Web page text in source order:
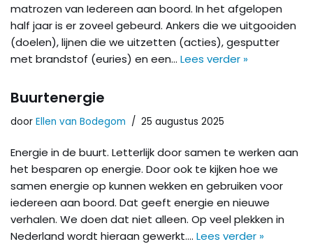
matrozen van Iedereen aan boord. In het afgelopen
half jaar is er zoveel gebeurd. Ankers die we uitgooiden
(doelen), lijnen die we uitzetten (acties), gesputter
met brandstof (euries) en een… Lees verder »
Buurtenergie
door Ellen van Bodegom 25 augustus 2025
Energie in de buurt. Letterlijk door samen te werken aan
het besparen op energie. Door ook te kijken hoe we
samen energie op kunnen wekken en gebruiken voor
iedereen aan boord. Dat geeft energie en nieuwe
verhalen. We doen dat niet alleen. Op veel plekken in
Nederland wordt hieraan gewerkt.… Lees verder »